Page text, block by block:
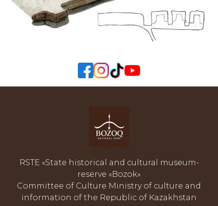
RSTE «State historical and cultural museum-
reserve «Bozok»
Committee of Culture Ministry of culture and
information of the Republic of Kazakhstan